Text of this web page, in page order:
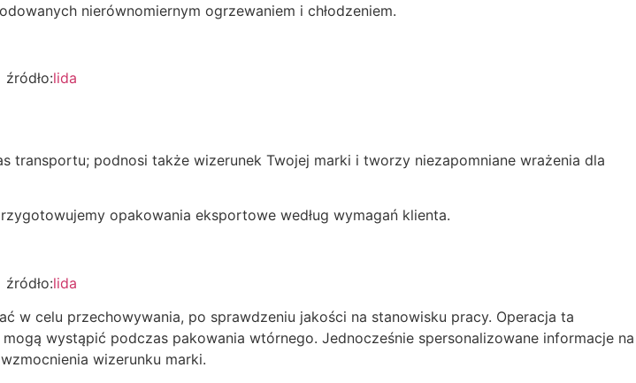
nierównomiernym ogrzewaniem i chłodzeniem.
źródło:lida
podnosi także wizerunek Twojej marki i tworzy niezapomniane wrażenia dla
opakowania eksportowe według wymagań klienta.
źródło:lida
celu przechowywania, po sprawdzeniu jakości na stanowisku pracy. Operacja ta
wystąpić podczas pakowania wtórnego. Jednocześnie spersonalizowane informacje na
wizerunku marki.